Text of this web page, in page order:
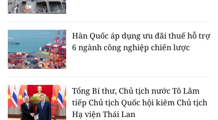
Hàn Quốc áp dụng ưu đãi thuế hỗ trợ
6 ngành công nghiệp chiến lược
Tổng Bí thư, Chủ tịch nước Tô Lâm
tiếp Chủ tịch Quốc hội kiêm Chủ tịch
Hạ viện Thái Lan